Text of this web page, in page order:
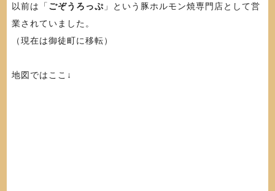
以前は「 ごぞうろっぷ 」という豚ホルモン焼専門店として営
業されていました。
（現在は御徒町に移転）
地図ではここ↓